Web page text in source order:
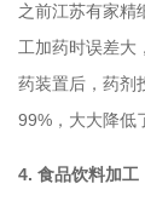
之前江苏有家精
工加药时误差大
药装置后，药剂
99%，大大降低
4. 食品饮料加工